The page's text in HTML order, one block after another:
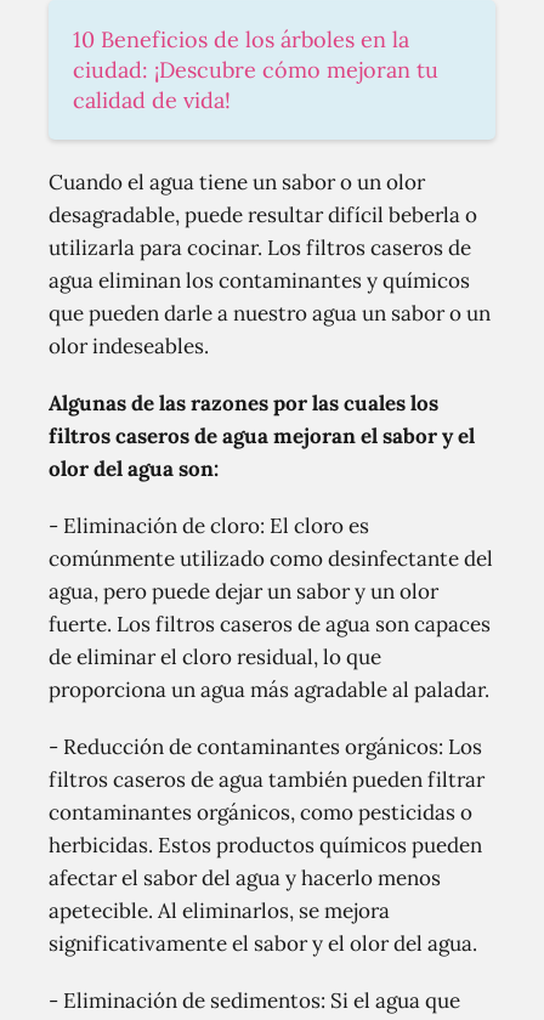
10 Beneficios de los árboles en la
ciudad: ¡Descubre cómo mejoran tu
calidad de vida!
Cuando el agua tiene un sabor o un olor
desagradable, puede resultar difícil beberla o
utilizarla para cocinar. Los filtros caseros de
agua eliminan los contaminantes y químicos
que pueden darle a nuestro agua un sabor o un
olor indeseables.
Algunas de las razones por las cuales los
filtros caseros de agua mejoran el sabor y el
olor del agua son:
- Eliminación de cloro: El cloro es
comúnmente utilizado como desinfectante del
agua, pero puede dejar un sabor y un olor
fuerte. Los filtros caseros de agua son capaces
de eliminar el cloro residual, lo que
proporciona un agua más agradable al paladar.
- Reducción de contaminantes orgánicos: Los
filtros caseros de agua también pueden filtrar
contaminantes orgánicos, como pesticidas o
herbicidas. Estos productos químicos pueden
afectar el sabor del agua y hacerlo menos
apetecible. Al eliminarlos, se mejora
significativamente el sabor y el olor del agua.
- Eliminación de sedimentos: Si el agua que